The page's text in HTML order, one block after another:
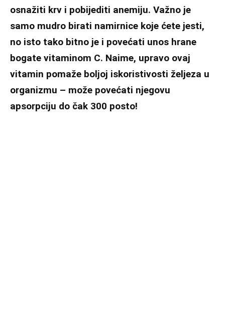
osnažiti krv i pobijediti anemiju. Važno je
samo mudro birati namirnice koje ćete jesti,
no isto tako bitno je i povećati unos hrane
bogate vitaminom C. Naime, upravo ovaj
vitamin pomaže boljoj iskoristivosti željeza u
organizmu – može povećati njegovu
apsorpciju do čak 300 posto!